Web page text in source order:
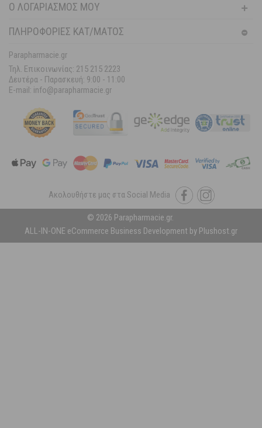
Ο ΛΟΓΑΡΙΑΣΜΌΣ ΜΟΥ
ΠΛΗΡΟΦΟΡΙΕΣ ΚΑΤ/ΜΑΤΟΣ
Parapharmacie.gr
Τηλ. Επικοινωνίας: 215 215 2223
Δευτέρα - Παρασκευή: 9:00 - 11:00
E-mail: info@parapharmacie.gr
Ακολουθήστε μας στα Social Media
© 2026 Parapharmacie.gr.
ALL-IN-ONE eCommerce Business Development by Plushost.gr